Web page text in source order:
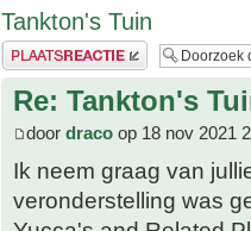
Tankton's Tuin
Plaats een reactie
Re: Tankton's
door draco op 18 nov 2021
Ik neem graag van
veronderstelling was